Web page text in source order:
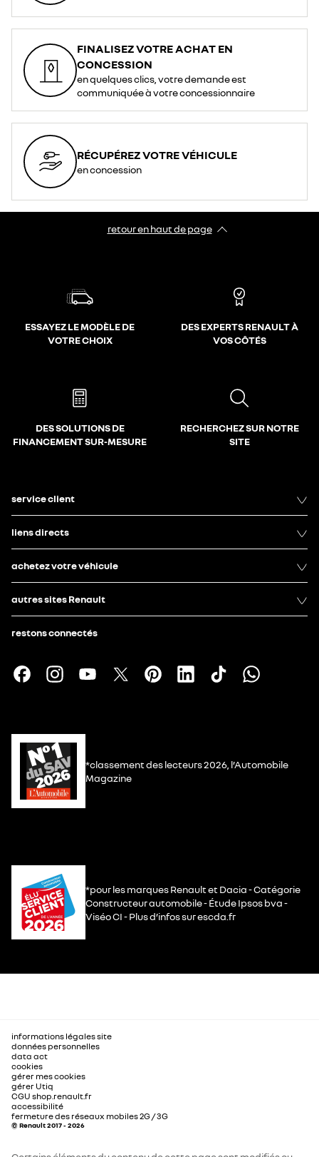
FINALISEZ VOTRE ACHAT EN
CONCESSION
en quelques clics, votre demande est
communiquée à votre concessionnaire
RÉCUPÉREZ VOTRE VÉHICULE
en concession
retour en haut de page​
ESSAYEZ LE MODÈLE DE
VOTRE CHOIX
DES EXPERTS RENAULT À
VOS CÔTÉS
DES SOLUTIONS DE
FINANCEMENT SUR-MESURE
RECHERCHEZ SUR NOTRE
SITE
service client
liens directs
achetez votre véhicule
autres sites Renault
restons connectés
*classement des lecteurs 2026, l’Automobile
Magazine
*pour les marques Renault et Dacia - Catégorie
Constructeur automobile - Étude Ipsos bva -
Viséo CI - Plus d’infos sur escda.fr
informations légales site
données personnelles
data act
cookies
gérer mes cookies
gérer Utiq
CGU shop.renault.fr
accessibilité
fermeture des réseaux mobiles 2G / 3G
© Renault 2017 - 2026